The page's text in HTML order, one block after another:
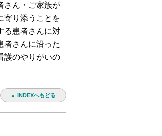
さん・ご家族が
寄り添うことを
る患者さんに対
者さんに沿った
護のやりがいの
▲ INDEXへもどる